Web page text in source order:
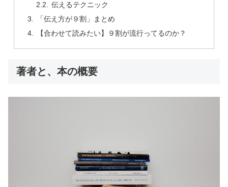
伝えるテクニック
「伝え方が９割」まとめ
【合わせて読みたい】９割が流行ってるのか？
著者と、本の概要